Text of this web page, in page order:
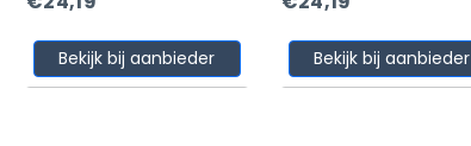
Bekijk bij aanbieder Bekijk bij aanbieder